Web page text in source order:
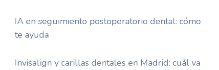
IA en seguimiento postoperatorio dental: cómo
te ayuda
Invisalign y carillas dentales en Madrid: cuál va